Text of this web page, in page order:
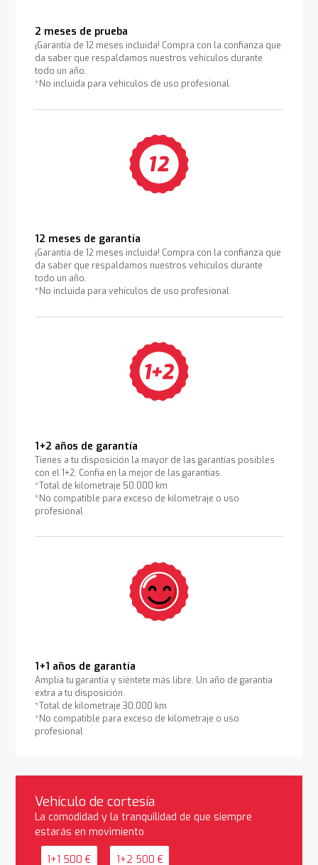
2 meses de prueba
¡Garantía de 12 meses incluida! Compra con la confianza que
da saber que respaldamos nuestros vehículos durante
todo un año.
*No incluida para vehículos de uso profesional
12 meses de garantía
¡Garantía de 12 meses incluida! Compra con la confianza que
da saber que respaldamos nuestros vehículos durante
todo un año.
*No incluida para vehículos de uso profesional
1+2 años de garantía
Tienes a tu disposición la mayor de las garantías posibles
con el 1+2. Confía en la mejor de las garantías.
*Total de kilometraje 50.000 km
*No compatible para exceso de kilometraje o uso
profesional
1+1 años de garantía
Amplía tu garantía y siéntete más libre. Un año de garantía
extra a tu disposición.
*Total de kilometraje 30.000 km
*No compatible para exceso de kilometraje o uso
profesional
Vehículo de cortesía
La comodidad y la tranquilidad de que siempre
estarás en movimiento
1+1 500 € 1+2 500 €